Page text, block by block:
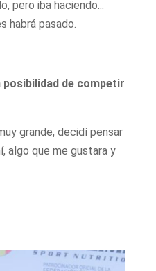
pero iba haciendo...
habrá pasado.
posibilidad de competir
grande, decidí pensar
algo que me gustara y